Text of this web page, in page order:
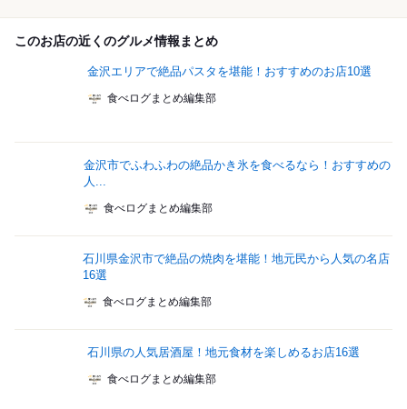
このお店の近くのグルメ情報まとめ
金沢エリアで絶品パスタを堪能！おすすめのお店10選
食べログまとめ編集部
金沢市でふわふわの絶品かき氷を食べるなら！おすすめの
人...
食べログまとめ編集部
石川県金沢市で絶品の焼肉を堪能！地元民から人気の名店
16選
食べログまとめ編集部
石川県の人気居酒屋！地元食材を楽しめるお店16選
食べログまとめ編集部